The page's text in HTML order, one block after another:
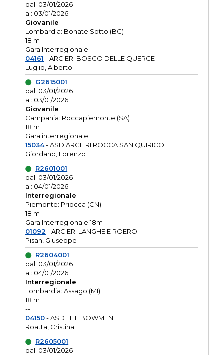
dal: 03/01/2026
al: 03/01/2026
Giovanile
Lombardia: Bonate Sotto (BG)
18 m
Gara Interregionale
04161 - ARCIERI BOSCO DELLE QUERCE
Luglio, Alberto
G2615001
dal: 03/01/2026
al: 03/01/2026
Giovanile
Campania: Roccapiemonte (SA)
18 m
Gara interregionale
15034- ASD ARCIERI ROCCA SAN QUIRICO
Giordano, Lorenzo
R2601001
dal: 03/01/2026
al: 04/01/2026
Interregionale
Piemonte: Priocca (CN)
18 m
Gara Interregionale 18m
01092 - ARCIERI LANGHE E ROERO
Pisan, Giuseppe
R2604001
dal: 03/01/2026
al: 04/01/2026
Interregionale
Lombardia: Assago (MI)
18 m
--
04150- ASD THE BOWMEN
Roatta, Cristina
R2605001
dal: 03/01/2026